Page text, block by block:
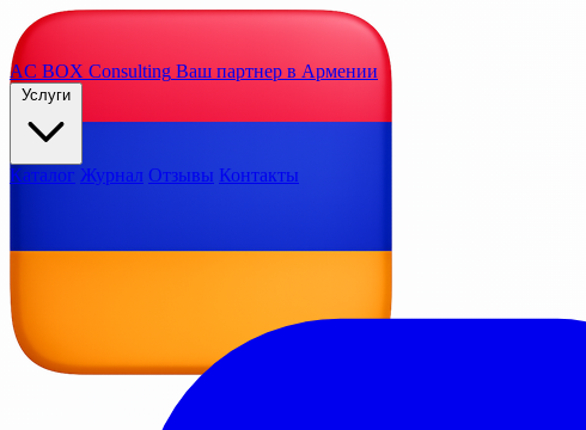
AC BOX Consulting Ваш партнер в Армении
Услуги
Каталог Журнал Отзывы Контакты